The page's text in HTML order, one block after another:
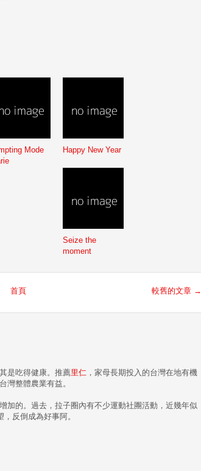
Mode
Happy New Year
Seize the
moment
較舊的文章 →
首頁
是吃得健康。推薦里仁 ，家母長期投入的台灣在地有機
灣整體農業有益。
加的。過去，拉子圈內有不少運動社團活動，近幾年似
反倒成為好事阿。